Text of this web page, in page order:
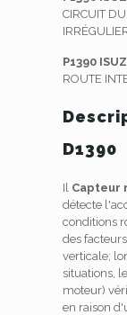
CIRCUIT
P1390
ROUTE
D1390
Il Capteur
détecte
conditions
des
verticale;
situations, le
moteur)
en raison